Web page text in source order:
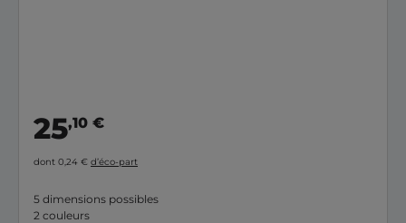
25,10 €
dont 0,24 € d’éco-part
5 dimensions possibles
2 couleurs